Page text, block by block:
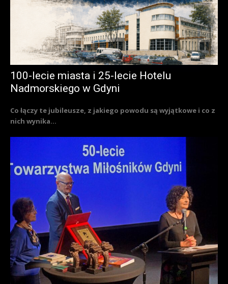
100-lecie miasta i 25-lecie Hotelu
Nadmorskiego w Gdyni
Co łączy te jubileusze, z jakiego powodu są wyjątkowe i co z
nich wynika...